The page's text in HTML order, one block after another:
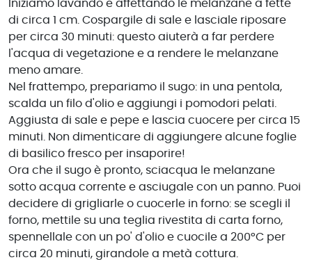
Iniziamo lavando e affettando le melanzane a fette
di circa 1 cm. Cospargile di sale e lasciale riposare
per circa 30 minuti: questo aiuterà a far perdere
l'acqua di vegetazione e a rendere le melanzane
meno amare.
Nel frattempo, prepariamo il sugo: in una pentola,
scalda un filo d'olio e aggiungi i pomodori pelati.
Aggiusta di sale e pepe e lascia cuocere per circa 15
minuti. Non dimenticare di aggiungere alcune foglie
di basilico fresco per insaporire!
Ora che il sugo è pronto, sciacqua le melanzane
sotto acqua corrente e asciugale con un panno. Puoi
decidere di grigliarle o cuocerle in forno: se scegli il
forno, mettile su una teglia rivestita di carta forno,
spennellale con un po' d'olio e cuocile a 200°C per
circa 20 minuti, girandole a metà cottura.